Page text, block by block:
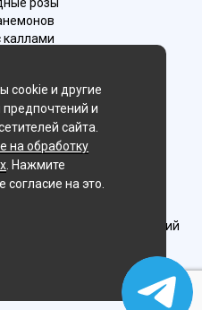
розы
каллами
2026
ИП Рыжков Евгений
325547600130383
cookie и другие
и
сайта.
на обработку
. Нажмите
согласие на это.